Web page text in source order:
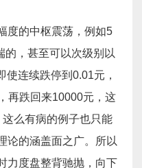
度的中枢震荡，例如5
的，甚至可以次级别以
连续跌停到0.01元，
再跌回来10000元，这
么有病的例子也只能
论的涵盖面之广。所以
力度盘整背驰抛，向下